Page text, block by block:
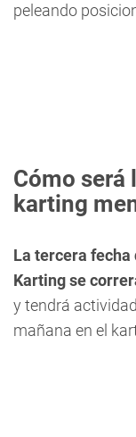
peleando
Cómo será
karting
La tercera fecha
Karting se
y tendrá
mañana en el